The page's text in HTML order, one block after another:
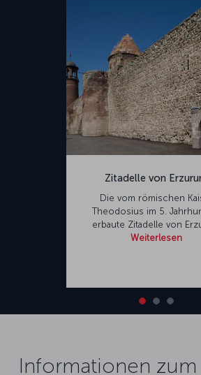
Zitadelle von
Die vom römischen
Theodosius im 5.
erbaute Zitadelle von
Weiterlesen
Informationen zum